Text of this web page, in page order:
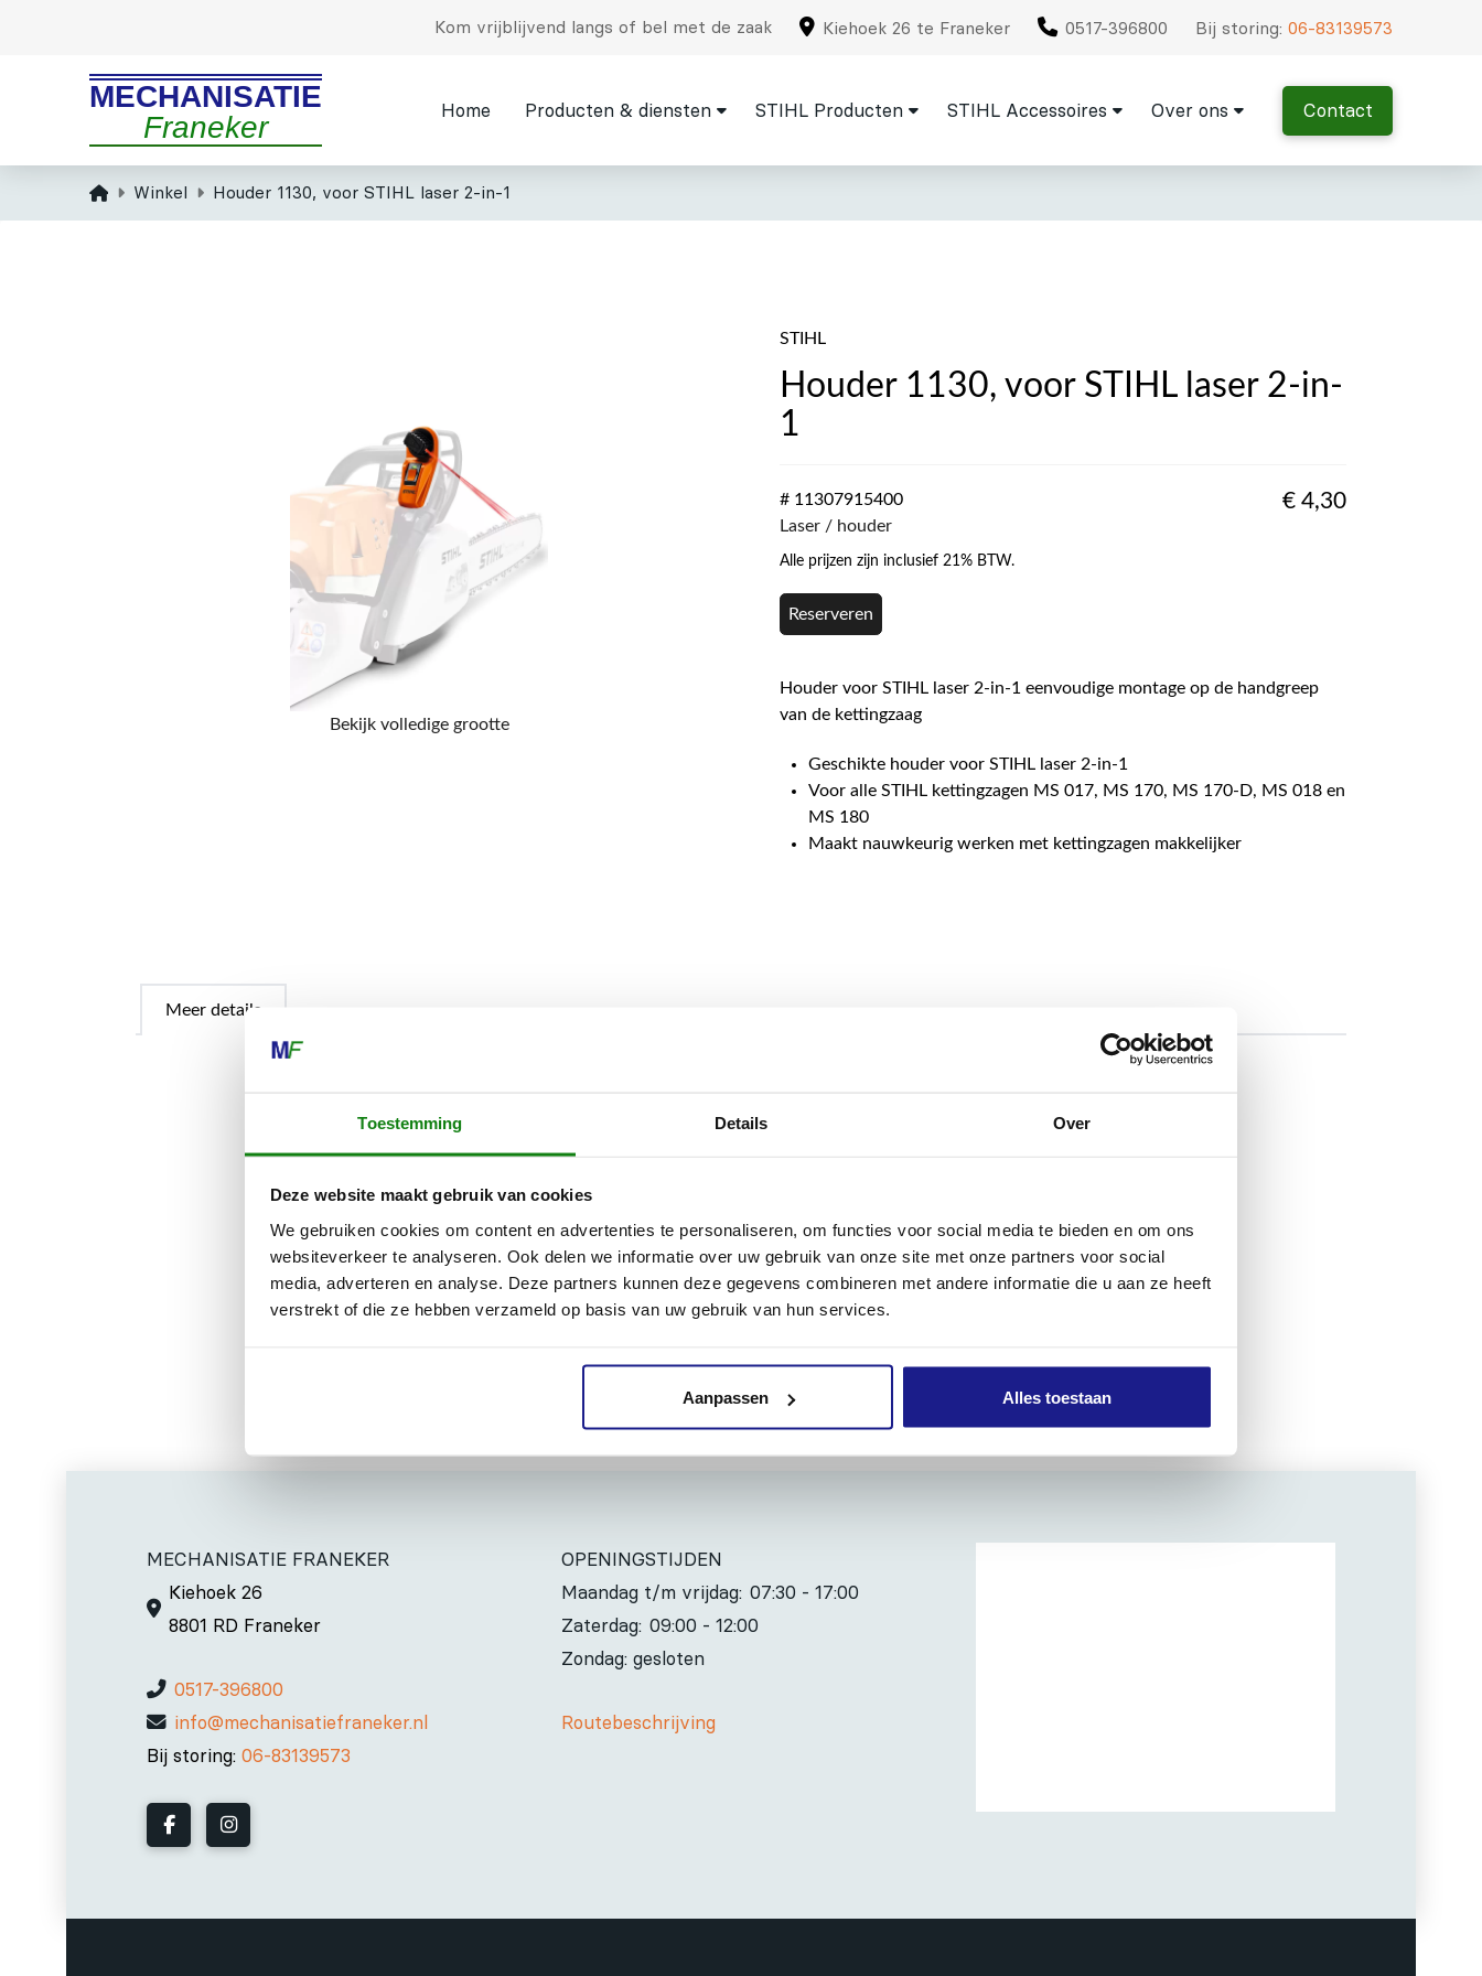
Toestemming Details Over
Deze website maakt gebruik van cookies
We gebruiken cookies om content en advertenties te personaliseren, om functies voor social media te bieden en om ons
websiteverkeer te analyseren. Ook delen we informatie over uw gebruik van onze site met onze partners voor social
media, adverteren en analyse. Deze partners kunnen deze gegevens combineren met andere informatie die u aan ze heeft
verstrekt of die ze hebben verzameld op basis van uw gebruik van hun services.
Aanpassen Alles toestaan
Kom vrijblijvend langs of bel met de zaak Kiehoek 26 te Franeker 0517-396800 Bij storing:06-83139573
MECHANISATIE
Franeker
Home Producten & diensten STIHL Producten STIHL Accessoires Over ons Contact
HomeWinkel Houder 1130, voor STIHL laser 2-in-1
Bekijk volledige grootte
STIHL
Houder 1130, voor STIHL laser 2-in-
1
# 11307915400
Laser / houder
€ 4,30
Alle prijzen zijn inclusief 21% BTW.
Reserveren
Houder voor STIHL laser 2-in-1 eenvoudige montage op de handgreep
van de kettingzaag
Geschikte houder voor STIHL laser 2-in-1
Voor alle STIHL kettingzagen MS 017, MS 170, MS 170-D, MS 018 en
MS 180
Maakt nauwkeurig werken met kettingzagen makkelijker
Meer details
Met de praktische houders voor de STIHL laser 2-in-1 kunnen veeleisende particuliere
kan de laser gebruiken als inkorthulp of valrichtingaanwijzer bij het vellen. Plaats hem
gewoon in de passende houder en zorg dat hij stevig vastzit en correct is uitgelijnd.
De houder 1130 voor de STIHL laser 2-in-1 is compatibel met de volgende kettingzagen:
MECHANISATIE FRANEKER
Kiehoek 26
8801 RD Franeker
0517-396800
info@mechanisatiefraneker.nl
Bij storing:06-83139573
OPENINGSTIJDEN
Maandag t/m vrijdag: 07:30 - 17:00
Zaterdag: 09:00 - 12:00
Zondag: gesloten
Routebeschrijving